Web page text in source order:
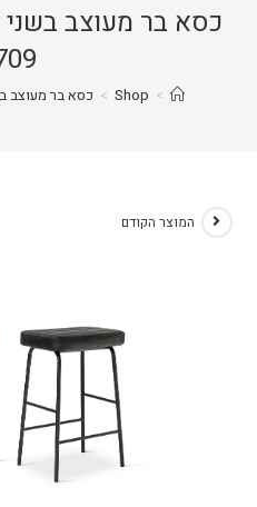
כסא בר מעוצב
>
Shop
> כסא בר מעוצב
המוצר הקודם